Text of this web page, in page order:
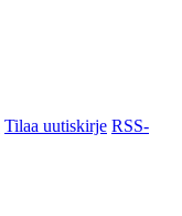
Tilaa uutiskirje RSS-